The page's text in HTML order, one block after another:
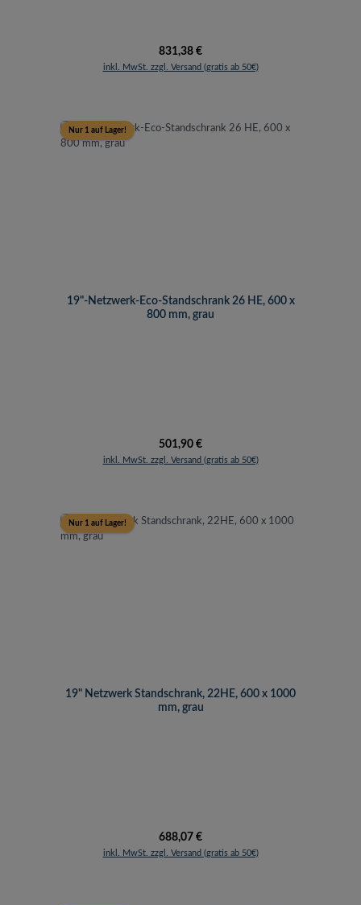
Regulärer Preis:
831,38 €
inkl. MwSt. zzgl. Versand (gratis ab 50€)
Nur 1 auf Lager!
19"-Netzwerk-Eco-Standschrank 26 HE, 600 x
800 mm, grau
Regulärer Preis:
501,90 €
inkl. MwSt. zzgl. Versand (gratis ab 50€)
Nur 1 auf Lager!
19" Netzwerk Standschrank, 22HE, 600 x 1000
mm, grau
Regulärer Preis:
688,07 €
inkl. MwSt. zzgl. Versand (gratis ab 50€)